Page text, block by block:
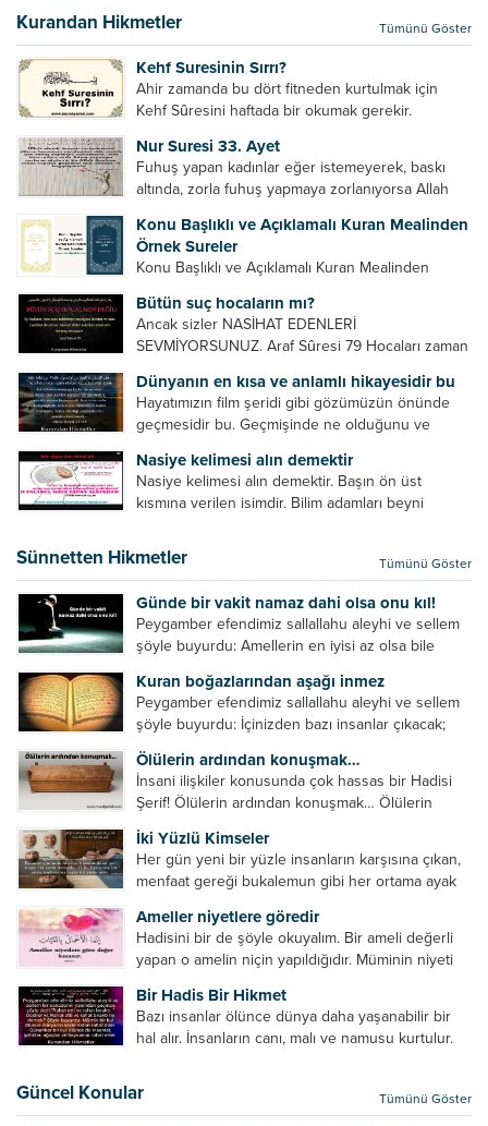
elçilik yaptığı makam adına teşri yapamaz. Sadece
elçi kelimesinin manasından...
Kurandan Hikmetler Tümünü Göster
Kehf Suresinin Sırrı?
Ahir zamanda bu dört fitneden kurtulmak için
Kehf Sûresini haftada bir okumak gerekir.
din algısı, yanlış din öğreten hoca algısını yenmek
vb. Dini doğru...
Nur Suresi 33. Ayet
Fuhuş yapan kadınlar eğer istemeyerek, baskı
altında, zorla fuhuş yapmaya zorlanıyorsa Allah
cariyelerinizi dünya hayatının menfaatini elde
etmek için fuhuş yapmaya zorlamayın. Her...
Konu Başlıklı ve Açıklamalı Kuran Mealinden
Örnek Sureler
Konu Başlıklı ve Açıklamalı Kuran Mealinden
Bütün suç hocaların mı?
Ancak sizler NASİHAT EDENLERİ
SEVMİYORSUNUZ. Araf Sûresi 79 Hocaları zaman
geliştirmeleri hususunda bazen açık bazen gizli
tenkitlerde bulunmuşuzdur. Örneğin hocalarda
olması gereken hususları sıralar ve...
Dünyanın en kısa ve anlamlı hikayesidir bu
Hayatımızın film şeridi gibi gözümüzün önünde
geçmesidir bu. Geçmişinde ne olduğunu ve
âyetlere baksın. Hayatı özetler misin sorusuna
verilebilecek en kısa ve bir o...
Nasiye kelimesi alın demektir
Nasiye kelimesi alın demektir. Başın ön üst
kısmına verilen isimdir. Bilim adamları beyni
Beynin ön kısmında bulunan bölüme ön bellek
denir. Bu kısım insan vücudunda...
Sünnetten Hikmetler Tümünü Göster
Günde bir vakit namaz dahi olsa onu kıl!
Peygamber efendimiz sallallahu aleyhi ve sellem
şöyle buyurdu: Amellerin en iyisi az olsa bile
bir yere sahiptir. Namaz kul ile Allah arasındaki bir
toplantıdır....
Kuran boğazlarından aşağı inmez
Peygamber efendimiz sallallahu aleyhi ve sellem
şöyle buyurdu: İçinizden bazı insanlar çıkacak;
küçümseyeceksiniz. Onların oruçlarını görünce
kendi oruçlarınızı küçümseyeceksiniz. Onların
amellerini görünce kendi amellerinizi
küçümseyeceksiniz. ...
Ölülerin ardından konuşmak…
İnsani ilişkiler konusunda çok hassas bir Hadisi
Şerif! Ölülerin ardından konuşmak… Ölülerin
küfretmek, sövmek, onların günah ve kusurlarını
zikretmek ölüye zarar vermez, fayda da vermez....
İki Yüzlü Kimseler
Her gün yeni bir yüzle insanların karşısına çıkan,
menfaat gereği bukalemun gibi her ortama ayak
insan grubudur. Müminlerin yanında mümin gibi
duran,...
Ameller niyetlere göredir
Hadisini bir de şöyle okuyalım. Bir ameli değerli
yapan o amelin niçin yapıldığıdır. Müminin niyeti
namazın hiçbir değeri yoktur. Gösteriş için
okunan ezanın hiçbir...
Bir Hadis Bir Hikmet
Bazı insanlar ölünce dünya daha yaşanabilir bir
hal alır. İnsanların canı, malı ve namusu kurtulur.
kurtulur. Ağaçlar onun zulmünden kurtulur....
Güncel Konular Tümünü Göster